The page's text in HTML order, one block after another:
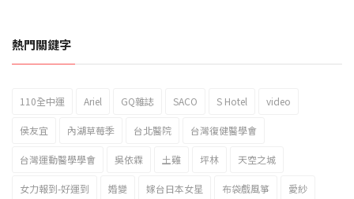
2023新北市北海岸國際風箏節「風在石起」霸氣回歸
熱門關鍵字
110全中運 Ariel GQ雜誌 SACO S Hotel video
侯友宜 內湖草莓季 台北醫院 台灣復健醫學會
台灣運動醫學學會 吳依霖 土雞 坪林 天空之城
女力報到-好運到 婚變 嫁台日本女星 布袋戲風箏 愛紗